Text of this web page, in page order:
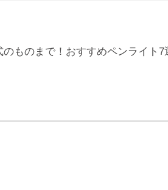
ものまで！おすすめペンライト7